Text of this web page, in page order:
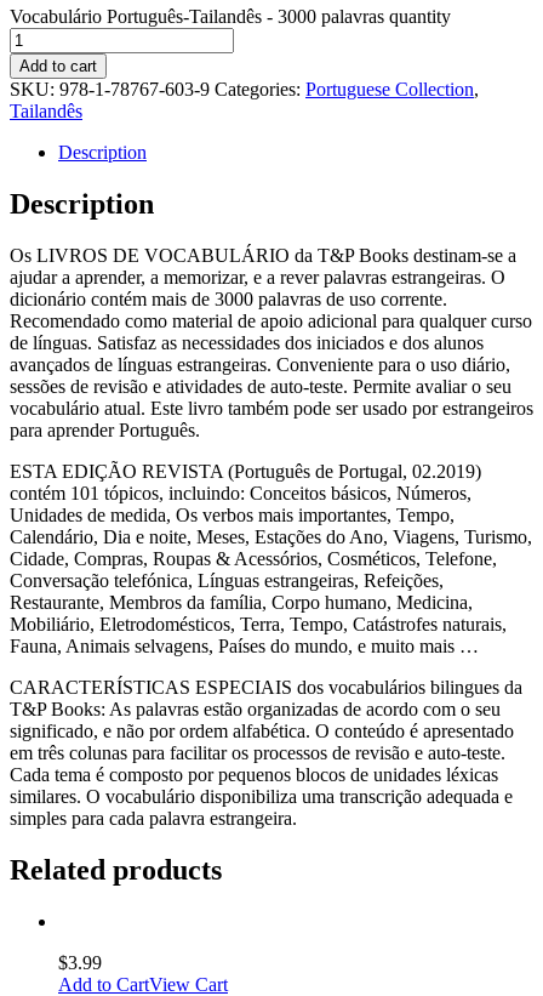
Vocabulário Português-Tailandês - 3000 palavras quantity
Add to cart
SKU: 978-1-78767-603-9 Categories: Portuguese Collection,
Tailandês
Description
Description
Os LIVROS DE VOCABULÁRIO da T&P Books destinam-se a
ajudar a aprender, a memorizar, e a rever palavras estrangeiras. O
dicionário contém mais de 3000 palavras de uso corrente.
Recomendado como material de apoio adicional para qualquer curso
de línguas. Satisfaz as necessidades dos iniciados e dos alunos
avançados de línguas estrangeiras. Conveniente para o uso diário,
sessões de revisão e atividades de auto-teste. Permite avaliar o seu
vocabulário atual. Este livro também pode ser usado por estrangeiros
para aprender Português.
ESTA EDIÇÃO REVISTA (Português de Portugal, 02.2019)
contém 101 tópicos, incluindo: Conceitos básicos, Números,
Unidades de medida, Os verbos mais importantes, Tempo,
Calendário, Dia e noite, Meses, Estações do Ano, Viagens, Turismo,
Cidade, Compras, Roupas & Acessórios, Cosméticos, Telefone,
Conversação telefónica, Línguas estrangeiras, Refeições,
Restaurante, Membros da família, Corpo humano, Medicina,
Mobiliário, Eletrodomésticos, Terra, Tempo, Catástrofes naturais,
Fauna, Animais selvagens, Países do mundo, e muito mais …
CARACTERÍSTICAS ESPECIAIS dos vocabulários bilingues da
T&P Books: As palavras estão organizadas de acordo com o seu
significado, e não por ordem alfabética. O conteúdo é apresentado
em três colunas para facilitar os processos de revisão e auto-teste.
Cada tema é composto por pequenos blocos de unidades léxicas
similares. O vocabulário disponibiliza uma transcrição adequada e
simples para cada palavra estrangeira.
Related products
$3.99
Add to CartView Cart